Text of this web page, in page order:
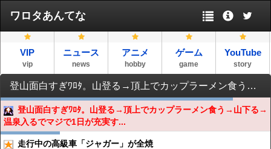
ワロタあんてな
VIP
vip
ニュース
news
アニメ
hobby
ゲーム
game
YouTube
story
登山面白すぎﾜﾛﾀ。山登る→頂上でカップラーメン食う→山下る→温泉入るでマジで1日が充実する
登山面白すぎﾜﾛﾀ。山登る→頂上でカップラーメン食う→山下る→
温泉入るでマジで1日が充実す...
走行中の高級車「ジャガー」が全焼